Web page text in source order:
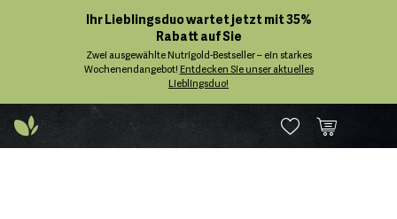
Ihr Lieblingsduo wartet jetzt mit 35%
Rabatt auf Sie
Zwei ausgewählte Nutrigold-Bestseller – ein starkes
Wochenendangebot! Entdecken Sie unser aktuelles
Lieblingsduo!